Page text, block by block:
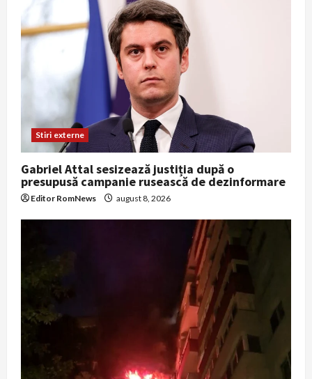
Stiri externe
Gabriel Attal sesizează justiția după o
presupusă campanie rusească de dezinformare
Editor RomNews august 8, 2026